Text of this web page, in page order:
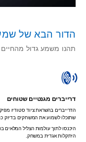
הדור הבא של
תהנו משמע גדול
דרייברים מגנטיים שטוחים
הדרייברים בהשראת ציוד סטודיו
שתוכלו לשמוע את המשחקים בדיוק
היכנסו לתוך עולמות הצליל המלאים
היתקלות אגדית במשחק.